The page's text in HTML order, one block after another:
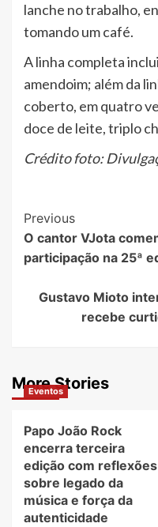
lanche no trabalho,
tomando um café.
A linha completa
amendoim; além da
coberto, em quatro
doce de leite, triplo
Crédito foto:
Post
Navigation
Previous
O cantor VJota
participação na 25ª
Gustavo Mioto
recebe
More Stories
Eventos
Papo João Rock
encerra terceira
edição com reflexões
sobre legado da
música e força da
autenticidade